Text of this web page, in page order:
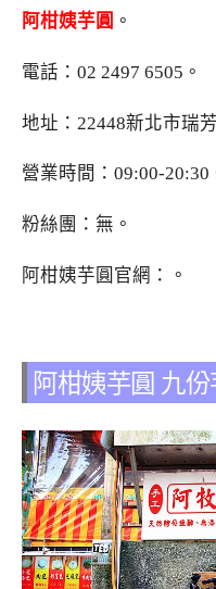
阿柑姨芋圓 。
電話：02 2497 6505。
地址：22448新北市瑞
營業時間：09:00-20:30
粉絲團：無。
阿柑姨芋圓官網：。
阿柑姨芋圓 九